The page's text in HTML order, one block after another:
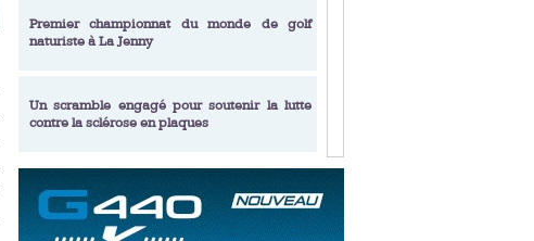
Ladies Pro-Am VSD : les premières
Académie Golf Barrière Julien Xanthopoulos,
Amundi Evian Championship, de nouvelles
expériences immersives
Premier championnat du monde de golf
naturiste à La Jenny
Un scramble engagé pour soutenir la lutte
contre la sclérose en plaques
Resonance Golf Collection : Lacoste Golf
Series & Trophée Écologie, deux circuits
amateurs en 10 étapes